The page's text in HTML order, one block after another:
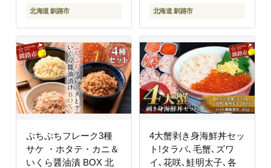
北海道 釧路市 北海道 釧路市
ぷちぷちフレーク3種
サケ ・ホタテ・カニ＆
いくら醤油漬 BOX 北
4大蟹剥き身海鮮丼セッ
ト!タラバ､毛蟹､ズワ
イ､花咲､鮭明太子､各